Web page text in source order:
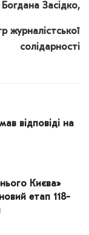
Богдана Засідко,
журналістської
солідарності
відповіді на
Києва»
етап 118-